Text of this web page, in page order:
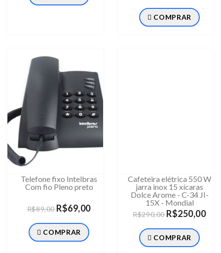
COMPRAR
Telefone fixo Intelbras
Com fio Pleno preto
R$89,00R$69,00
COMPRAR
Cafeteira elétrica 550 W
jarra inox 15 xícaras
Dolce Arome - C-34 JI-
15X - Mondial
R$290,00R$250,00
COMPRAR